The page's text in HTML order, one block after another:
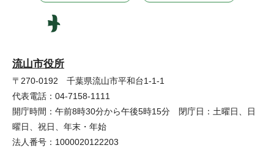
流山市役所
〒270-0192 千葉県流山市平和台1-1-1
代表電話：04-7158-1111
開庁時間：午前8時30分から午後5時15分 閉庁日：土曜日、日
曜日、祝日、年末・年始
法人番号：1000020122203